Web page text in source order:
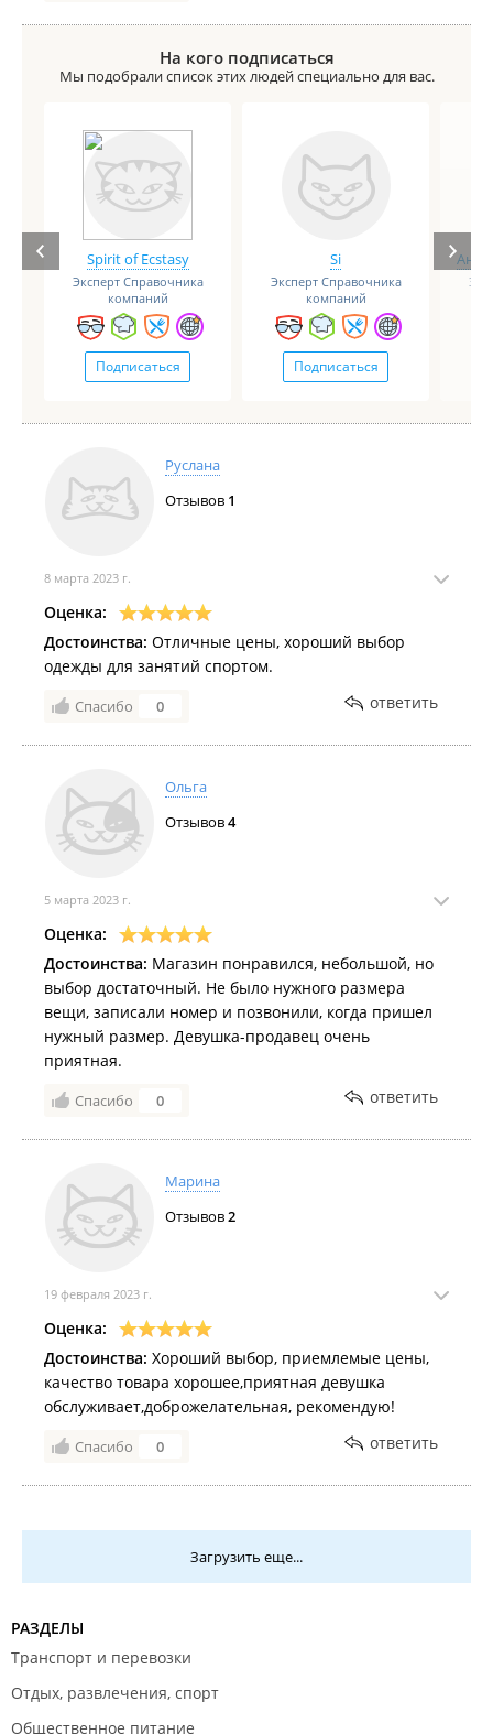
На кого подписаться
Мы подобрали список этих людей специально для вас.
Spirit of Ecstasy
Эксперт Справочника
компаний
Подписаться
Si
Эксперт Справочника
компаний
Подписаться
Руслана
Отзывов 1
8 марта 2023 г.
Оценка:
Достоинства: Отличные цены, хороший выбор
одежды для занятий спортом.
Спасибо 0 ответить
Ольга
Отзывов4
5 марта 2023 г.
Оценка:
Достоинства: Магазин понравился, небольшой, но
выбор достаточный. Не было нужного размера
вещи, записали номер и позвонили, когда пришел
нужный размер. Девушка-продавец очень
приятная.
Спасибо 0 ответить
Марина
Отзывов2
19 февраля 2023 г.
Оценка:
Достоинства: Хороший выбор, приемлемые цены,
качество товара хорошее,приятная девушка
обслуживает,доброжелательная, рекомендую!
Спасибо 0 ответить
Загрузить еще...
РАЗДЕЛЫ
Транспорт и перевозки
Отдых, развлечения, спорт
Общественное питание